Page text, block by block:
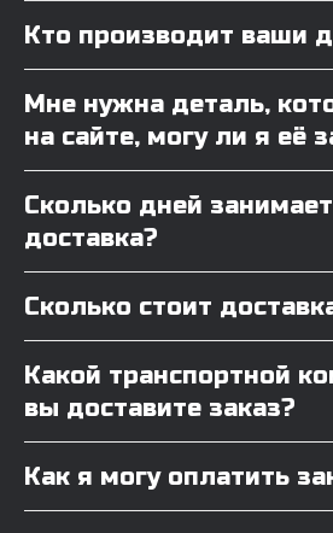
Кто производит ваши
Мне нужна деталь,
на сайте, могу ли я её
Сколько дней занимает
доставка?
Сколько стоит
Какой транспортной
вы доставите заказ?
Как я могу оплатить